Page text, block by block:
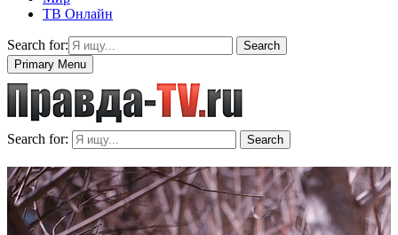
ТВ Онлайн
Search for:
Search
Primary Menu
Search for: Search